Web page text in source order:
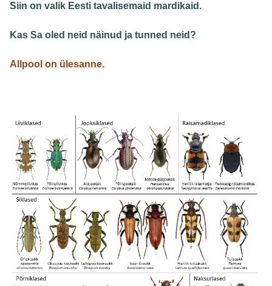
Siin on valik Eesti tavalisemaid mardikaid.
Kas Sa oled neid näinud ja tunned neid?
Allpool on ülesanne.